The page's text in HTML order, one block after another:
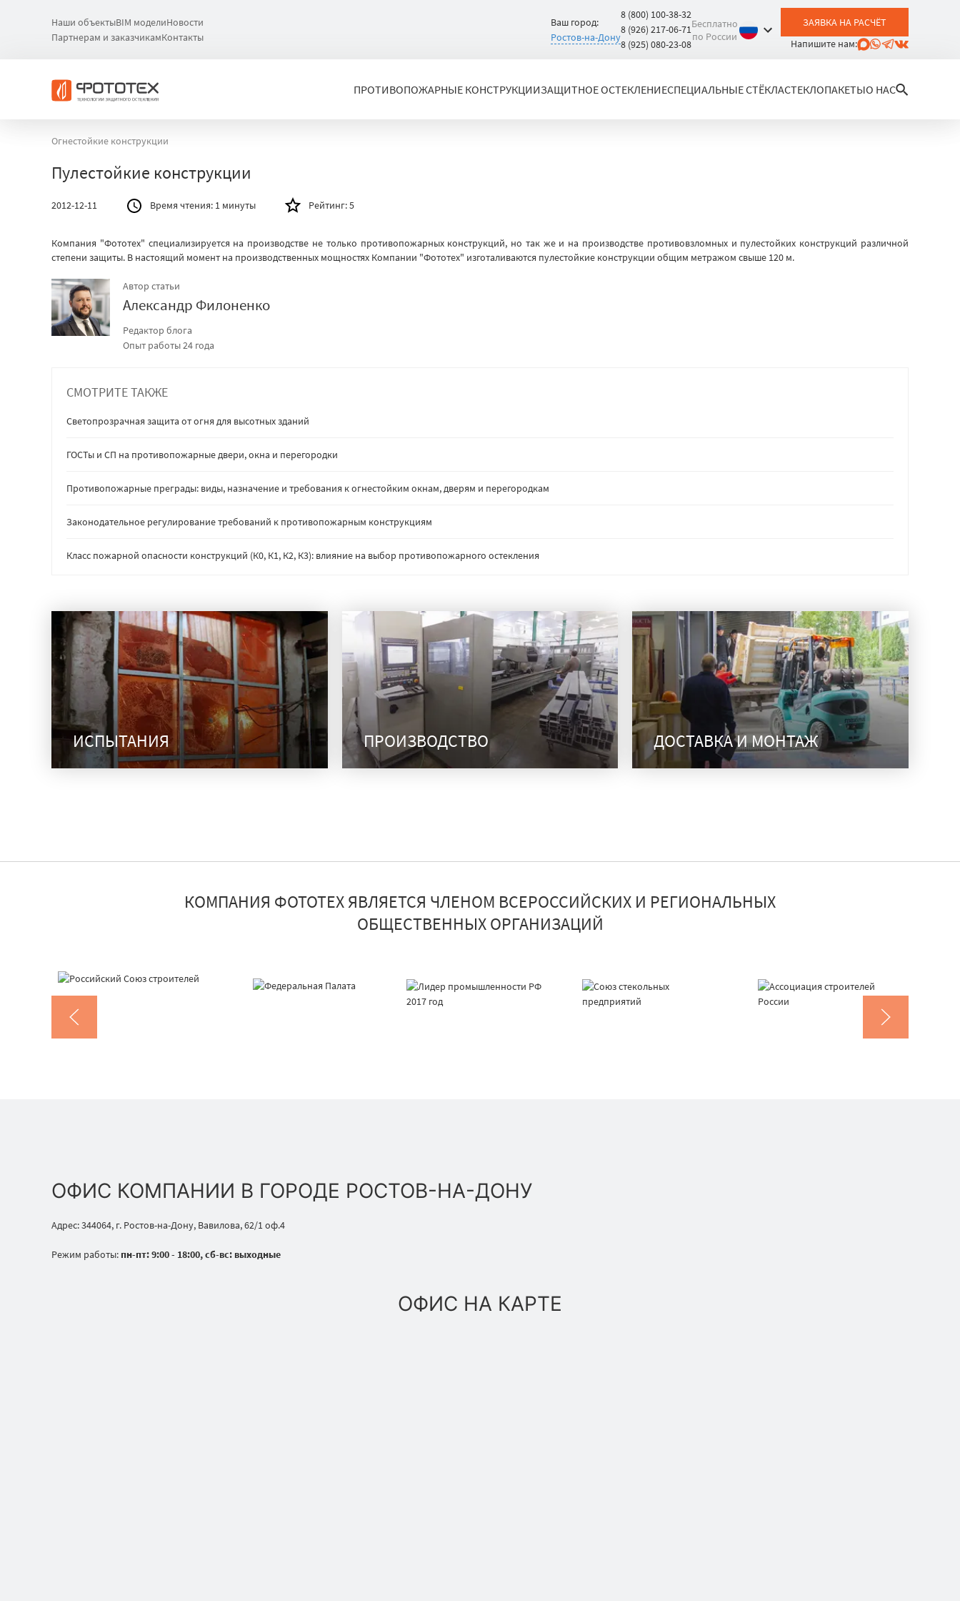
Наши объектыBIM моделиНовости
Партнерам и заказчикамКонтакты
Ваш город:
Ростов-на-Дону
8 (800) 100-38-32
8 (926) 217-06-71
8 (925) 080-23-08
Бесплатно
по России
ЗАЯВКА НА РАСЧЁТ
Напишите нам:
ПРОТИВОПОЖАРНЫЕ КОНСТРУКЦИИЗАЩИТНОЕ ОСТЕКЛЕНИЕСПЕЦИАЛЬНЫЕ СТЁКЛАСТЕКЛОПАКЕТЫО НАС
Огнестойкие конструкции
Пулестойкие конструкции
2012-12-11 Время чтения: 1 минуты Рейтинг:5
Компания "Фототех" специализируется на производстве не только противопожарных конструкций, но так же и на производстве противовзломных и пулестойких конструкций различной
степени защиты. В настоящий момент на производственных мощностях Компании "Фототех" изготаливаются пулестойкие конструкции общим метражом свыше 120 м.
Автор статьи
Александр Филоненко
Редактор блога
Опыт работы 24 года
СМОТРИТЕ ТАКЖЕ
Светопрозрачная защита от огня для высотных зданий
ГОСТы и СП на противопожарные двери, окна и перегородки
Противопожарные преграды: виды, назначение и требования к огнестойким окнам, дверям и перегородкам
Законодательное регулирование требований к противопожарным конструкциям
Класс пожарной опасности конструкций (К0, К1, К2, К3): влияние на выбор противопожарного остекления
ИСПЫТАНИЯ ПРОИЗВОДСТВО ДОСТАВКА И МОНТАЖ
КОМПАНИЯ ФОТОТЕХ ЯВЛЯЕТСЯ ЧЛЕНОМ ВСЕРОССИЙСКИХ И РЕГИОНАЛЬНЫХ
ОБЩЕСТВЕННЫХ ОРГАНИЗАЦИЙ
ОФИС КОМПАНИИ В ГОРОДЕ РОСТОВ-НА-ДОНУ
Адрес: 344064, г. Ростов-на-Дону, Вавилова, 62/1 оф.4
Режим работы: пн-пт: 9:00 - 18:00, сб-вс: выходные
ОФИС НА КАРТЕ